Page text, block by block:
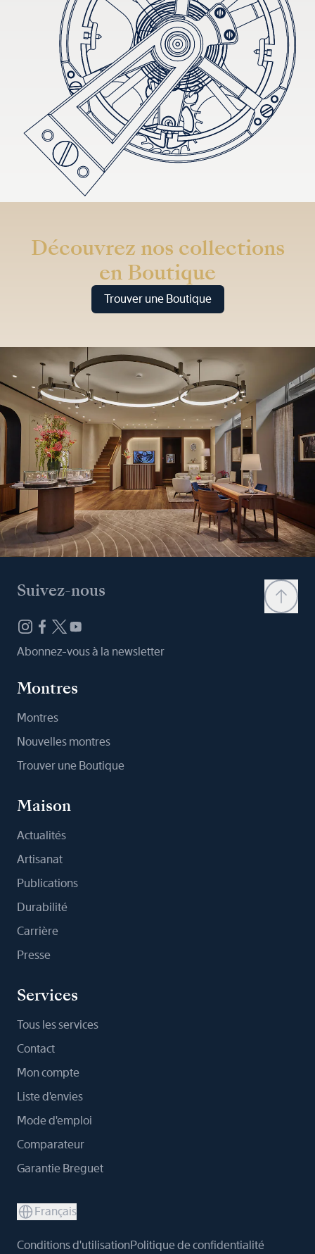
Découvrez nos collections
en Boutique
Trouver une Boutique
Suivez-nous
Abonnez-vous à la newsletter
Montres
Montres
Nouvelles montres
Trouver une Boutique
Maison
Actualités
Artisanat
Publications
Durabilité
Carrière
Presse
Services
Tous les services
Contact
Mon compte
Liste d'envies
Mode d'emploi
Comparateur
Garantie Breguet
Français
Conditions d'utilisationPolitique de confidentialité